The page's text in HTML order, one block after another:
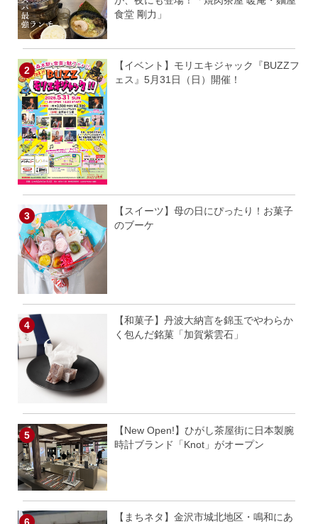
食堂 剛力」
【イベント】モリエキジャック『BUZZフ
ェス』5月31日（日）開催！
【スイーツ】母の日にぴったり！お菓子
のブーケ
【和菓子】丹波大納言を錦玉でやわらか
く包んだ銘菓「加賀紫雲石」
【New Open!】ひがし茶屋街に日本製腕
時計ブランド「Knot」がオープン
【まちネタ】金沢市城北地区・鳴和にあ